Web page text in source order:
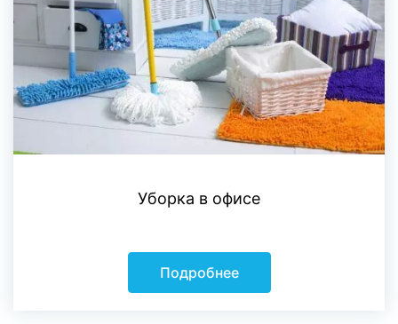
Уборка в офисе
Подробнее